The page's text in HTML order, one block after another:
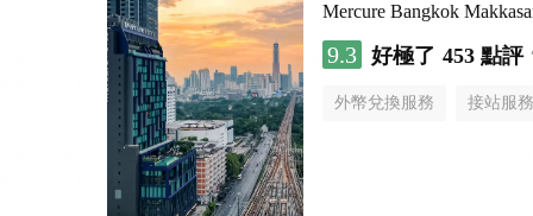
Mercure Bangkok
9.3 好極了 453 點評
外幣兌換服務 接站服務